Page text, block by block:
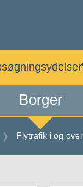
Borger
Flytrafik i og